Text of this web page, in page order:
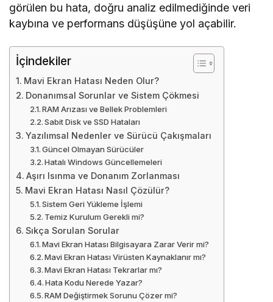
görülen bu hata, doğru analiz edilmediğinde veri
kaybına ve performans düşüşüne yol açabilir.
İçindekiler
Mavi Ekran Hatası Neden Olur?
Donanımsal Sorunlar ve Sistem Çökmesi
RAM Arızası ve Bellek Problemleri
Sabit Disk ve SSD Hataları
Yazılımsal Nedenler ve Sürücü Çakışmaları
Güncel Olmayan Sürücüler
Hatalı Windows Güncellemeleri
Aşırı Isınma ve Donanım Zorlanması
Mavi Ekran Hatası Nasıl Çözülür?
Sistem Geri Yükleme İşlemi
Temiz Kurulum Gerekli mi?
Sıkça Sorulan Sorular
Mavi Ekran Hatası Bilgisayara Zarar Verir mi?
Mavi Ekran Hatası Virüsten Kaynaklanır mı?
Mavi Ekran Hatası Tekrarlar mı?
Hata Kodu Nerede Yazar?
RAM Değiştirmek Sorunu Çözer mi?